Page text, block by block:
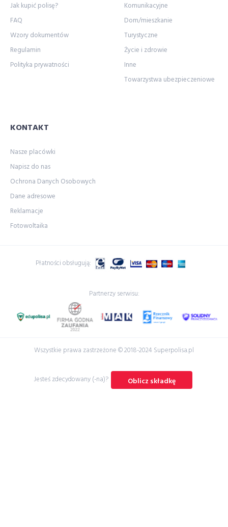
Jak kupić polisę?
FAQ
Wzory dokumentów
Regulamin
Polityka prywatności
Komunikacyjne
Dom/mieszkanie
Turystyczne
Życie i zdrowie
Inne
Towarzystwa ubezpieczeniowe
KONTAKT
Nasze placówki
Napisz do nas
Ochrona Danych Osobowych
Dane adresowe
Reklamacje
Fotowoltaika
Płatności obsługują:
Partnerzy serwisu:
Wszystkie prawa zastrzeżone © 2018-2024 Superpolisa.pl
Jesteś zdecydowany (-na)? Oblicz składkę